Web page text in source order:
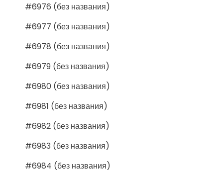
#6976 (без названия)
#6977 (без названия)
#6978 (без названия)
#6979 (без названия)
#6980 (без названия)
#6981 (без названия)
#6982 (без названия)
#6983 (без названия)
#6984 (без названия)